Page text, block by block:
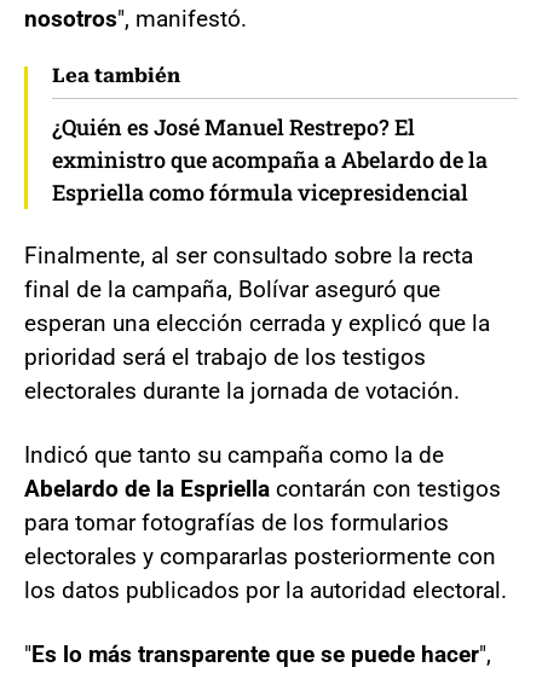
nosotros", manifestó.
Lea también
¿Quién es José Manuel Restrepo? El
exministro que acompaña a Abelardo de la
Espriella como fórmula vicepresidencial
Finalmente, al ser consultado sobre la recta
final de la campaña, Bolívar aseguró que
esperan una elección cerrada y explicó que la
prioridad será el trabajo de los testigos
electorales durante la jornada de votación.
Indicó que tanto su campaña como la de
Abelardo de la Espriella contarán con testigos
para tomar fotografías de los formularios
electorales y compararlas posteriormente con
los datos publicados por la autoridad electoral.
"Es lo más transparente que se puede hacer",